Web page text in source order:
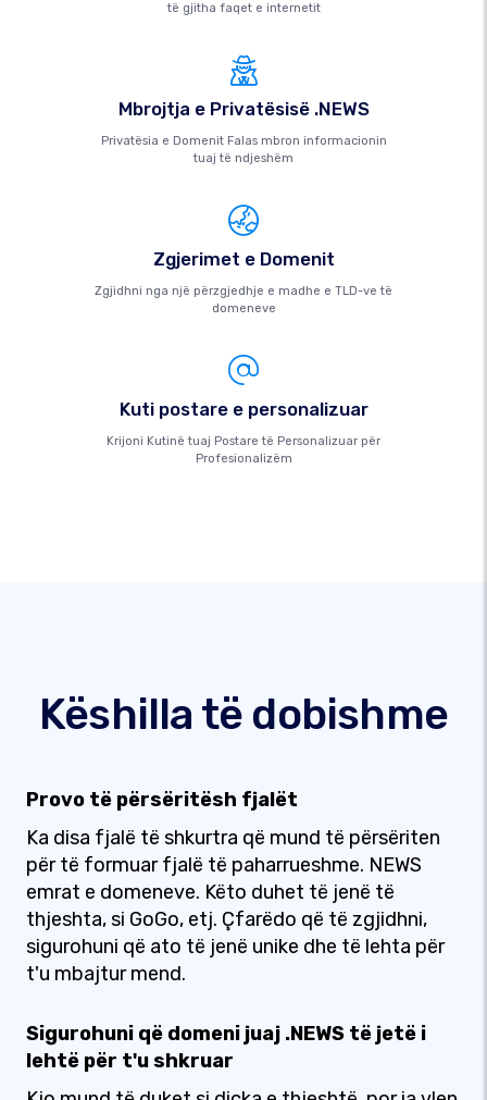
të gjitha faqet e internetit
Mbrojtja e Privatësisë .NEWS
Privatësia e Domenit Falas mbron informacionin
tuaj të ndjeshëm
Zgjerimet e Domenit
Zgjidhni nga një përzgjedhje e madhe e TLD-ve të
domeneve
Kuti postare e personalizuar
Krijoni Kutinë tuaj Postare të Personalizuar për
Profesionalizëm
Këshilla të dobishme
Provo të përsëritësh fjalët
Ka disa fjalë të shkurtra që mund të përsëriten
për të formuar fjalë të paharrueshme. NEWS
emrat e domeneve. Këto duhet të jenë të
thjeshta, si GoGo, etj. Çfarëdo që të zgjidhni,
sigurohuni që ato të jenë unike dhe të lehta për
t'u mbajtur mend.
Sigurohuni që domeni juaj .NEWS të jetë i
lehtë për t'u shkruar